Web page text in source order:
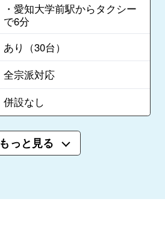
・愛知大学前駅からタクシー
で6分
あり（30台）
全宗派対応
併設なし
もっと見る